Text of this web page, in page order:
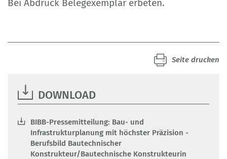
Bei Abdruck Belegexemplar erbeten.
Seite drucken
DOWNLOAD
BIBB-Pressemitteilung: Bau- und
Infrastrukturplanung mit höchster Präzision -
Berufsbild Bautechnischer
Konstrukteur/Bautechnische Konstrukteurin